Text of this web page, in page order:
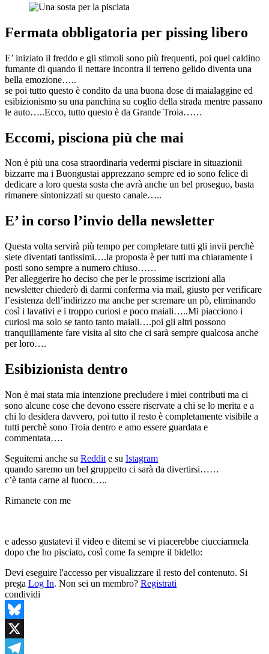
Fermata obbligatoria per pissing libero
E’ iniziato il freddo e gli stimoli sono più frequenti, poi quel caldino
fumante di quando il nettare incontra il terreno gelido diventa una
bella emozione…..
se poi tutto questo è condito da una buona dose di maialaggine ed
esibizionismo su una panchina su coglio della strada mentre passano
le auto…..Ecco, tutto questo è da Grande Troia……
Eccomi, pisciona più che mai
Non è più una cosa straordinaria vedermi pisciare in situazionii
bizzarre ma i Buongustai apprezzano sempre ed io sono felice di
dedicare a loro questa sosta che avrà anche un bel proseguo, basta
rimanere sintonizzati su questo canale…..
E’ in corso l’invio della newsletter
Questa volta servirà più tempo per completare tutti gli invii perchè
siete diventati tantissimi….la proposta è per tutti ma chiaramente i
posti sono sempre a numero chiuso……
Per alleggerire ho deciso che per le prossime iscrizioni alla
newsletter chiederò di darmi conferma via mail, giusto per verificare
l’esistenza dell’indirizzo ma anche per scremare un pò, eliminando
così i lavativi e i troppo curiosi e poco maiali…..Mi piacciono i
curiosi ma solo se tanto tanto maiali….poi gli altri possono
tranquillamente fare visita al sito che ci sarà sempre qualcosa anche
per loro….
Esibizionista dentro
Non è mai stata mia intenzione precludere i miei contributi ma ci
sono alcune cose che devono essere riservate a chi se lo merita e a
chi lo desidera davvero, poi tutto il resto è completamente visibile a
tutti perchè sono Troia dentro e amo essere guardata e
commentata….
Seguitemi anche su Reddit e su Istagram
quando saremo un bel gruppetto ci sarà da divertirsi……
c’è tanta carne al fuoco…..
Rimanete con me
e adesso gustatevi il video e ditemi se vi piacerebbe ciucciarmela
dopo che ho pisciato, così come fa sempre il bidello:
Devi eseguire l'accesso per visualizzare il resto del contenuto. Si
prega Log In. Non sei un membro? Registrati
condividi
Bluesky
X